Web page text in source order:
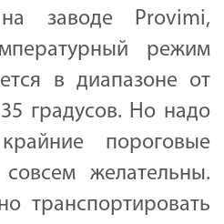
заводе Provimi,
режим
в диапазоне от
градусов. Но надо
пороговые
желательны.
транспортировать